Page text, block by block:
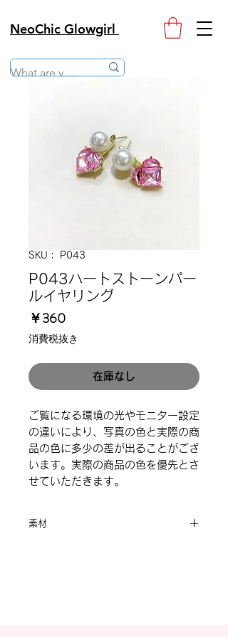
NeoChic Glowgirl
SKU： P043
P043ハートストーンパー
ルイヤリング
￥360価
格
消費税抜き
在庫なし
ご覧になる環境の光やモニター設定
の違いにより、写真の色と実際の商
品の色に多少の差が出ることがござ
います。実際の商品の色を優先とさ
せていただきます。
素材